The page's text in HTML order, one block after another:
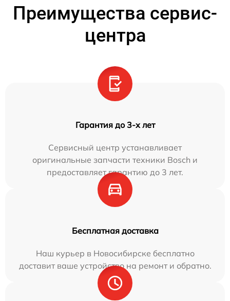
Преимущества сервис-
центра
Гарантия до 3-х лет
Сервисный центр устанавливает
оригинальные запчасти техники Bosch и
предоставляет гарантию до 3 лет.
Бесплатная доставка
Наш курьер в Новосибирске бесплатно
доставит ваше устройство на ремонт и обратно.